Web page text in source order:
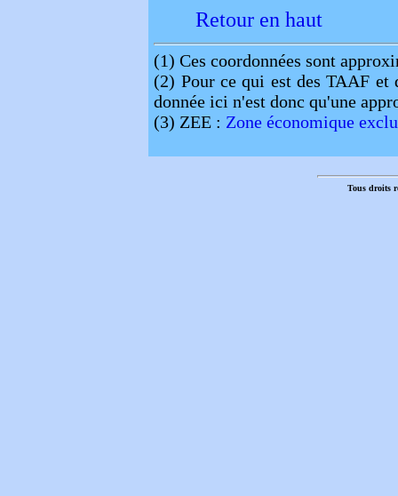
Retour en haut
(1) Ces coordonnées sont
(2) Pour ce qui est des TAAF et
donnée ici n'est donc qu'une
(3) ZEE : Zone économique
Tous droits